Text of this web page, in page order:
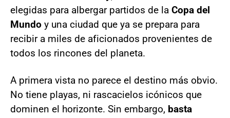
elegidas para albergar partidos de la Copa del
Mundo y una ciudad que ya se prepara para
recibir a miles de aficionados provenientes de
todos los rincones del planeta.
A primera vista no parece el destino más obvio.
No tiene playas, ni rascacielos icónicos que
dominen el horizonte. Sin embargo, basta